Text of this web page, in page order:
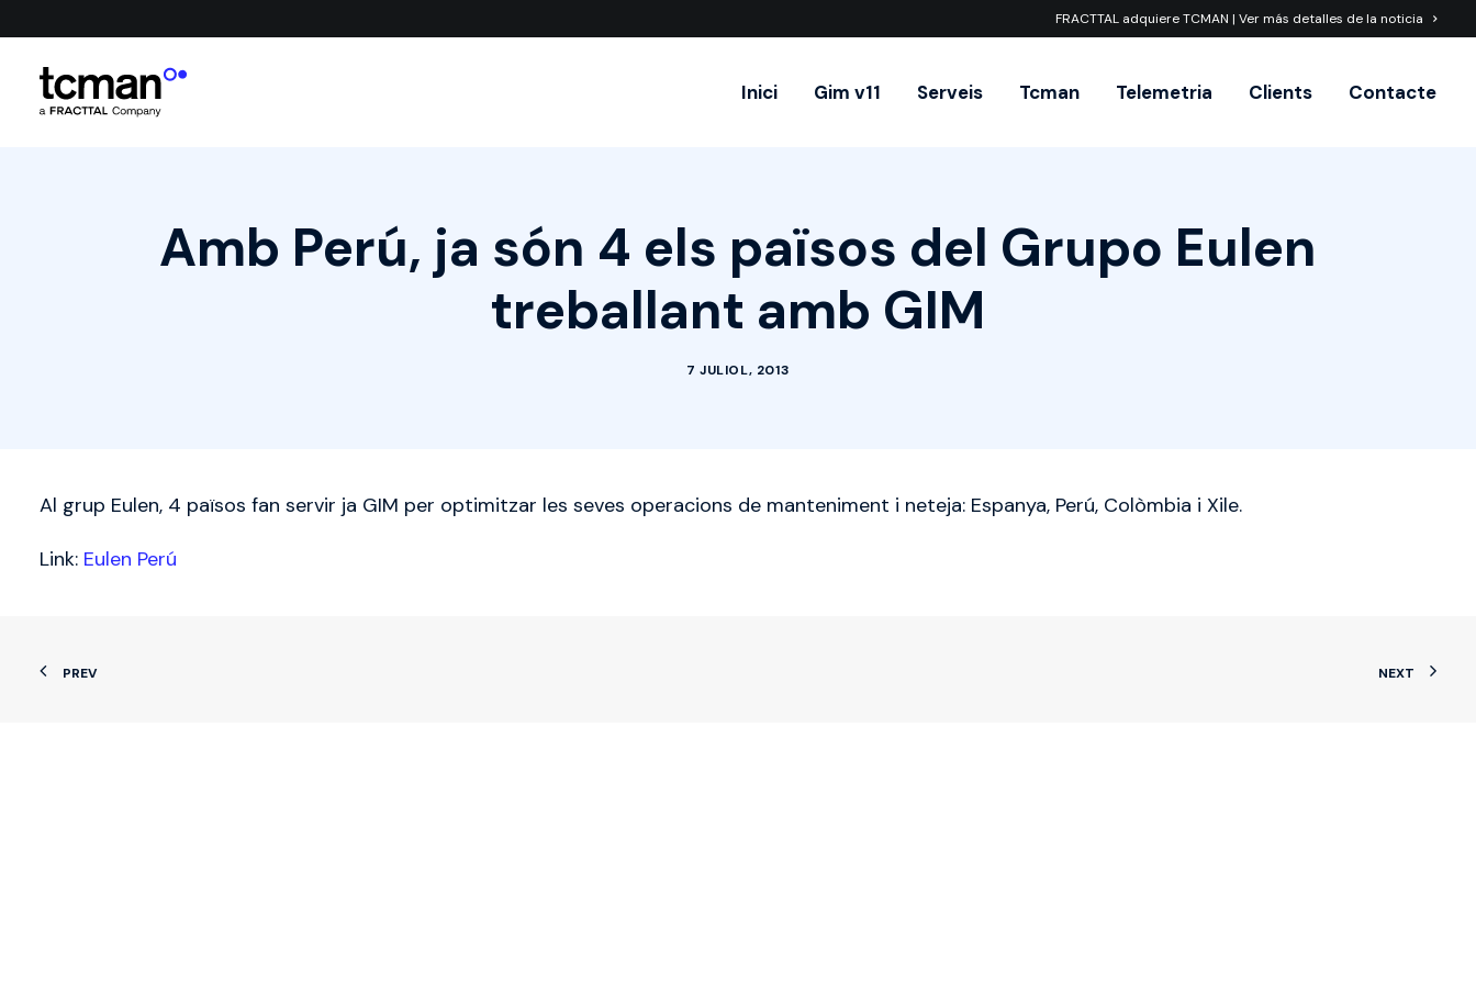
FRACTTAL adquiere TCMAN | Ver más detalles de la noticia
Inici Gim v11 Serveis Tcman Telemetria Clients Contacte
Amb Perú, ja són 4 els països del Grupo Eulen
treballant amb GIM
7 JULIOL, 2013
Al grup Eulen, 4 països fan servir ja GIM per optimitzar les seves operacions de manteniment i neteja: Espanya, Perú, Colòmbia i Xile.
Link: Eulen Perú
PREV NEXT